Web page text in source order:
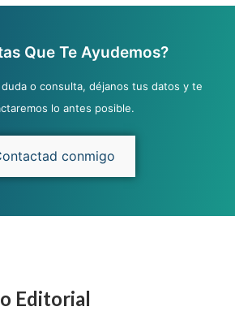
Que Te Ayudemos?
o consulta, déjanos tus datos y te
lo antes posible.
conmigo
Editorial